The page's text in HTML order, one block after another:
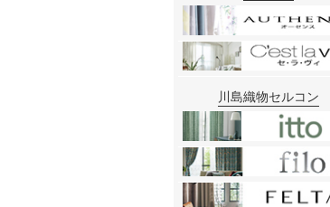
川島織物セルコン